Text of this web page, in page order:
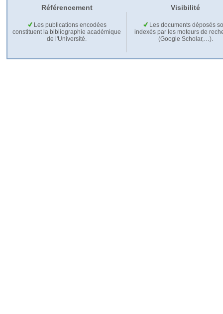
Référencement Visibilité
Les publications encodées
constituent la bibliographie académique
de l'Université.
Les documents déposés
indexés par les moteurs de
(Google Scholar,…).